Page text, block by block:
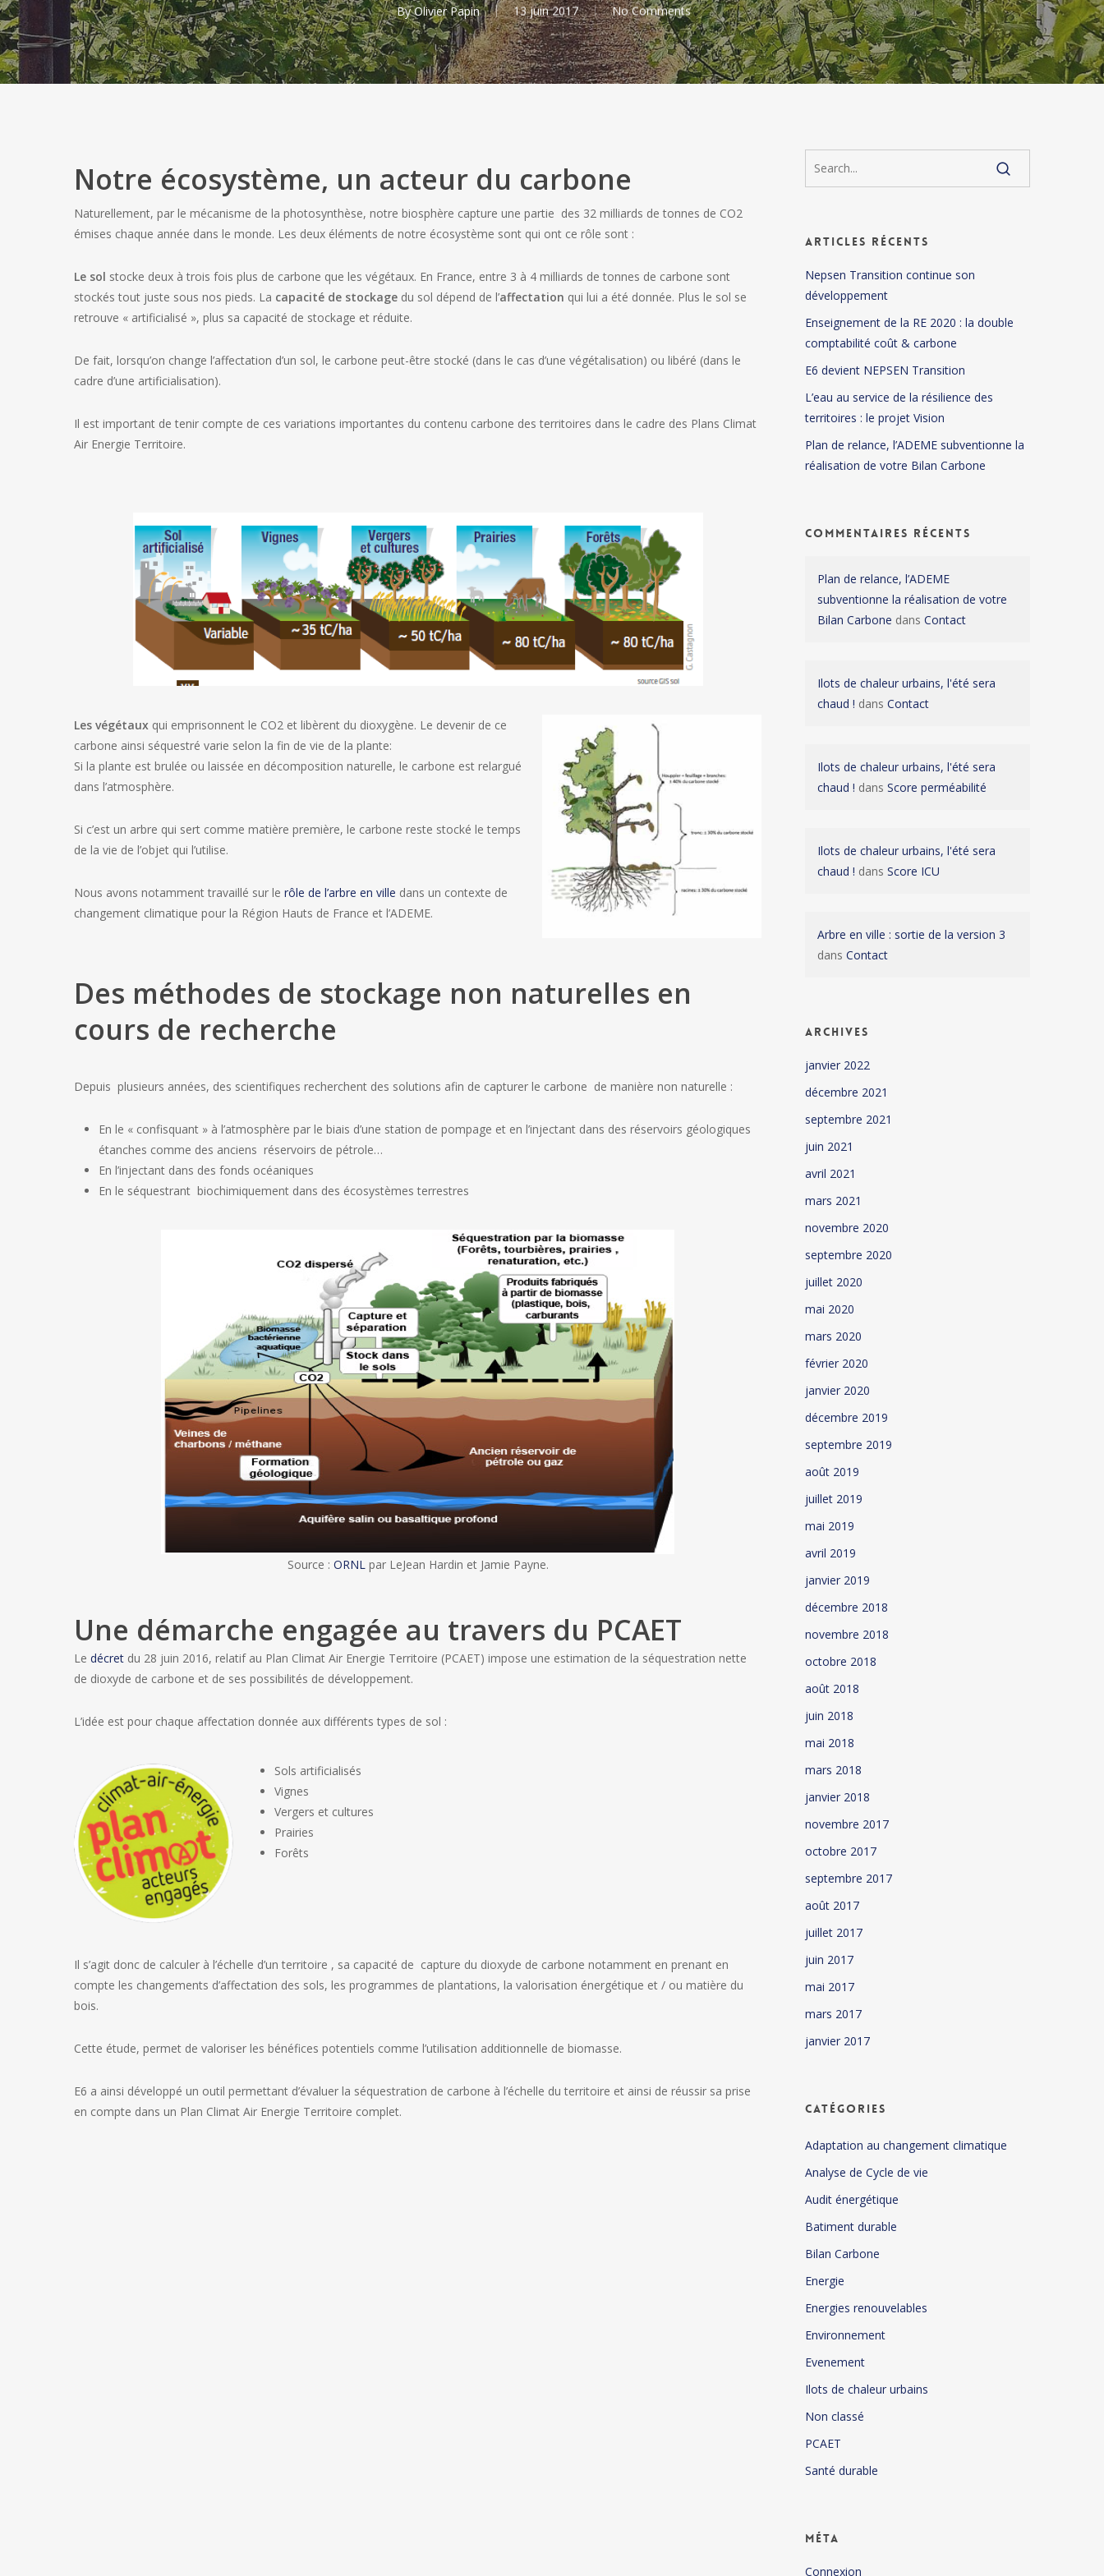
By Olivier Papin 13 juin 2017 No Comments
Notre écosystème, un acteur du carbone
Naturellement, par le mécanisme de la photosynthèse, notre biosphère capture une partie des 32 milliards de tonnes de CO2
émises chaque année dans le monde. Les deux éléments de notre écosystème sont qui ont ce rôle sont :
Le sol stocke deux à trois fois plus de carbone que les végétaux. En France, entre 3 à 4 milliards de tonnes de carbone sont
stockés tout juste sous nos pieds. La capacité de stockage du sol dépend de l’affectation qui lui a été donnée. Plus le sol se
retrouve « artificialisé », plus sa capacité de stockage et réduite.
De fait, lorsqu’on change l’affectation d’un sol, le carbone peut-être stocké (dans le cas d’une végétalisation) ou libéré (dans le
cadre d’une artificialisation).
Il est important de tenir compte de ces variations importantes du contenu carbone des territoires dans le cadre des Plans Climat
Air Energie Territoire.
Les végétaux qui emprisonnent le CO2 et libèrent du dioxygène. Le devenir de ce
carbone ainsi séquestré varie selon la fin de vie de la plante:
Si la plante est brulée ou laissée en décomposition naturelle, le carbone est relargué
dans l’atmosphère.
Si c’est un arbre qui sert comme matière première, le carbone reste stocké le temps
de la vie de l’objet qui l’utilise.
Nous avons notamment travaillé sur le rôle de l’arbre en ville dans un contexte de
changement climatique pour la Région Hauts de France et l’ADEME.
Des méthodes de stockage non naturelles en
cours de recherche
Depuis plusieurs années, des scientifiques recherchent des solutions afin de capturer le carbone de manière non naturelle :
En le « confisquant » à l’atmosphère par le biais d’une station de pompage et en l’injectant dans des réservoirs géologiques
étanches comme des anciens réservoirs de pétrole…
En l’injectant dans des fonds océaniques
En le séquestrant biochimiquement dans des écosystèmes terrestres
Source : ORNL par LeJean Hardin et Jamie Payne.
Une démarche engagée au travers du PCAET
Le décret du 28 juin 2016, relatif au Plan Climat Air Energie Territoire (PCAET) impose une estimation de la séquestration nette
de dioxyde de carbone et de ses possibilités de développement.
L’idée est pour chaque affectation donnée aux différents types de sol :
Sols artificialisés
Vignes
Vergers et cultures
Prairies
Forêts
Il s’agit donc de calculer à l’échelle d’un territoire , sa capacité de capture du dioxyde de carbone notamment en prenant en
compte les changements d’affectation des sols, les programmes de plantations, la valorisation énergétique et / ou matière du
bois.
Cette étude, permet de valoriser les bénéfices potentiels comme l’utilisation additionnelle de biomasse.
E6 a ainsi développé un outil permettant d’évaluer la séquestration de carbone à l’échelle du territoire et ainsi de réussir sa prise
en compte dans un Plan Climat Air Energie Territoire complet.
Articles récents
Nepsen Transition continue son
développement
Enseignement de la RE 2020 : la double
comptabilité coût & carbone
E6 devient NEPSEN Transition
L’eau au service de la résilience des
territoires : le projet Vision
Plan de relance, l’ADEME subventionne la
réalisation de votre Bilan Carbone
Commentaires récents
Plan de relance, l’ADEME
subventionne la réalisation de votre
Bilan Carbone dansContact
Ilots de chaleur urbains, l'été sera
chaud ! dansContact
Ilots de chaleur urbains, l'été sera
chaud ! dansScore perméabilité
Ilots de chaleur urbains, l'été sera
chaud ! dansScore ICU
Arbre en ville : sortie de la version 3
dansContact
Archives
janvier 2022
décembre 2021
septembre 2021
juin 2021
avril 2021
mars 2021
novembre 2020
septembre 2020
juillet 2020
mai 2020
mars 2020
février 2020
janvier 2020
décembre 2019
septembre 2019
août 2019
juillet 2019
mai 2019
avril 2019
janvier 2019
décembre 2018
novembre 2018
octobre 2018
août 2018
juin 2018
mai 2018
mars 2018
janvier 2018
novembre 2017
octobre 2017
septembre 2017
août 2017
juillet 2017
juin 2017
mai 2017
mars 2017
janvier 2017
Catégories
Adaptation au changement climatique
Analyse de Cycle de vie
Audit énergétique
Batiment durable
Bilan Carbone
Energie
Energies renouvelables
Environnement
Evenement
Ilots de chaleur urbains
Non classé
PCAET
Santé durable
Méta
Connexion